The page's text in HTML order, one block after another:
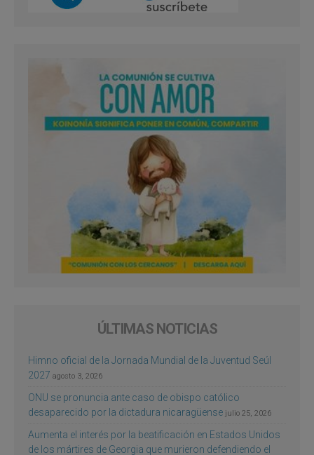
ÚLTIMAS NOTICIAS
Himno oficial de la Jornada Mundial de la Juventud Seúl
2027 agosto 3, 2026
ONU se pronuncia ante caso de obispo católico
desaparecido por la dictadura nicaragüense julio 25, 2026
Aumenta el interés por la beatificación en Estados Unidos
de los mártires de Georgia que murieron defendiendo el